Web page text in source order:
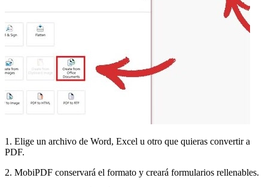
1. Elige un archivo de Word, Excel u otro que quieras convertir a
PDF.
2. MobiPDF conservará el formato y creará formularios rellenables.